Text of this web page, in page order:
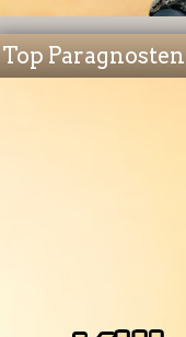
Top Paragnosten